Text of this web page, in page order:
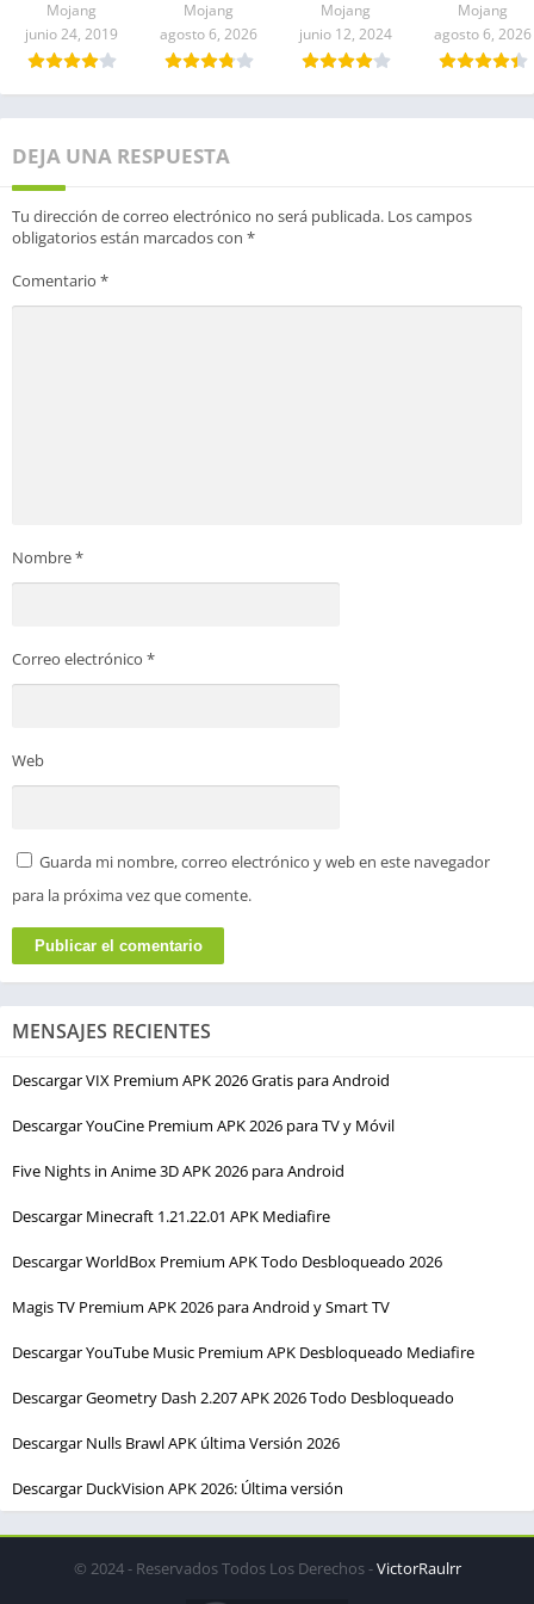
Mojang
junio 24, 2019
Mojang
agosto 6, 2026
Mojang
junio 12, 2024
Mojang
agosto 6, 2026
DEJA UNA RESPUESTA
Tu dirección de correo electrónico no será publicada. Los campos
obligatorios están marcados con *
Comentario *
Nombre*
Correo electrónico *
Web
Guarda mi nombre, correo electrónico y web en este navegador
para la próxima vez que comente.
MENSAJES RECIENTES
Descargar VIX Premium APK 2026 Gratis para Android
Descargar YouCine Premium APK 2026 para TV y Móvil
Five Nights in Anime 3D APK 2026 para Android
Descargar Minecraft 1.21.22.01 APK Mediafire
Descargar WorldBox Premium APK Todo Desbloqueado 2026
Magis TV Premium APK 2026 para Android y Smart TV
Descargar YouTube Music Premium APK Desbloqueado Mediafire
Descargar Geometry Dash 2.207 APK 2026 Todo Desbloqueado
Descargar Nulls Brawl APK última Versión 2026
Descargar DuckVision APK 2026: Última versión
© 2024 - Reservados Todos Los Derechos -VictorRaulrr